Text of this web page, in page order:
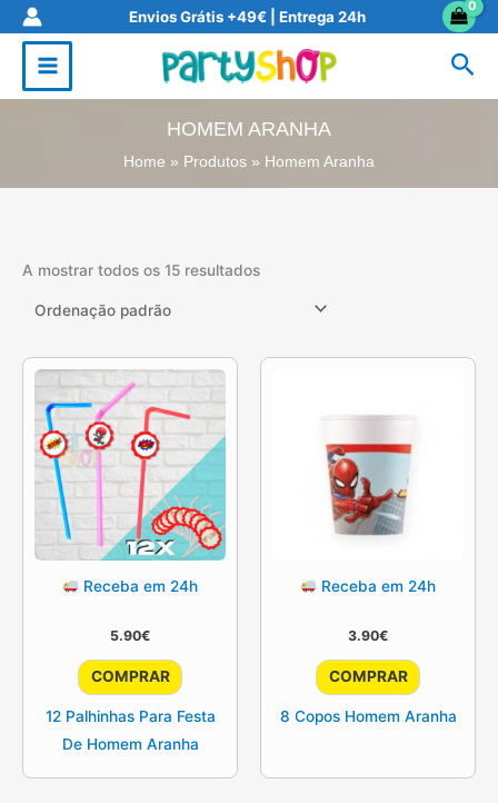
Skip
content
Envios Grátis +49€ | Entrega 24h
HOMEM ARANHA
Home Produtos Homem Aranha
A mostrar todos os 15 resultados
Receba em 24h
5.90€
COMPRAR
12 Palhinhas Para Festa
De Homem Aranha
Receba em 24h
3.90€
COMPRAR
8 Copos Homem Aranha